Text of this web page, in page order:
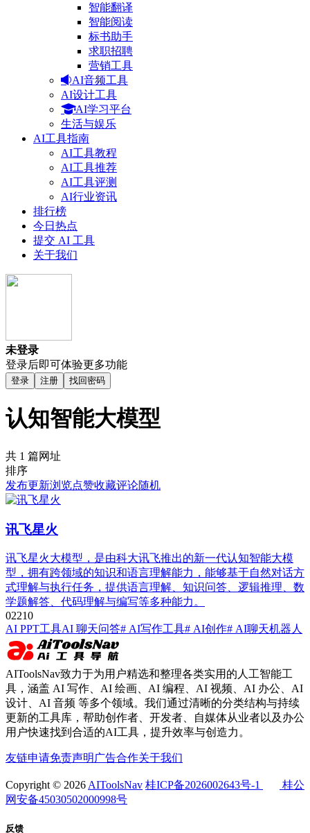
智能翻译
智能阅读
标书助手
求职招聘
营销工具
AI音频工具
AI设计工具
AI学习平台
生活与娱乐
AI工具指南
AI工具教程
AI工具推荐
AI工具评测
AI行业资讯
排行榜
今日热点
提交 AI 工具
关于我们
未登录
登录后即可体验更多功能
登录 注册 找回密码
认知智能大模型
共 1 篇网址
排序
发布更新浏览点赞收藏评论随机
讯飞星火
讯飞星火大模型，是由科大讯飞推出的新一代认知智能大模
型，拥有跨领域的知识和语言理解能力，能够基于自然对话方
式理解与执行任务，提供语言理解、知识问答、逻辑推理、数
学题解答、代码理解与编写等多种能力。
02210
AI PPT工具AI 聊天问答# AI写作工具# AI创作# AI聊天机器人
AIToolsNav致力于为用户精选和整理各类实用的人工智能工
具，涵盖 AI 写作、AI 绘画、AI 编程、AI 视频、AI 办公、AI
设计、AI 音频 等多个领域。我们通过清晰的分类结构与持续
更新的工具库，帮助创作者、开发者、自媒体从业者以及办公
用户快速找到合适的AI工具，提升效率与创造力。
友链申请免责声明 广告合作关于我们
Copyright © 2026 AIToolsNav 桂ICP备2026002643号-1
桂公
网安备45030502000998号
反馈